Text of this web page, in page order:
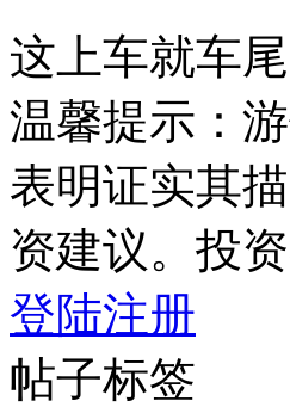
这上车就车
温馨提示：
表明证实其
资建议。投
登陆注册
帖子标签